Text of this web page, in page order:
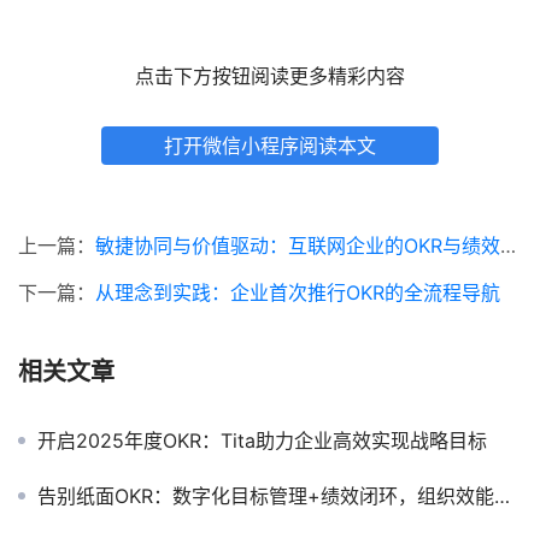
点击下方按钮阅读更多精彩内容
打开微信小程序阅读本文
上一篇： 敏捷协同与价值驱动：互联网企业的OKR与绩效整合新范式
下一篇： 从理念到实践：企业首次推行OKR的全流程导航
相关文章
开启2025年度OKR：Tita助力企业高效实现战略目标
告别纸面OKR：数字化目标管理+绩效闭环，组织效能翻倍